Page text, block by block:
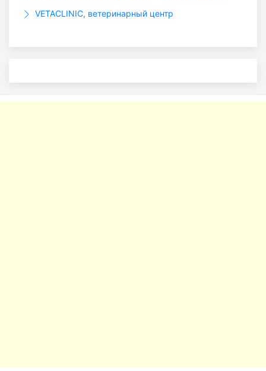
VETACLINIC, ветеринарный центр